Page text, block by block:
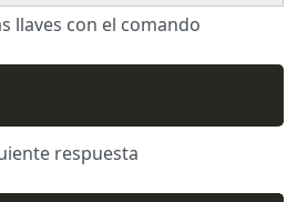
llaves con el comando
respuesta